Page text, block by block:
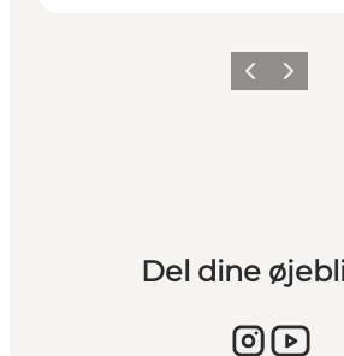
Forrige billede
Næste
Del dine